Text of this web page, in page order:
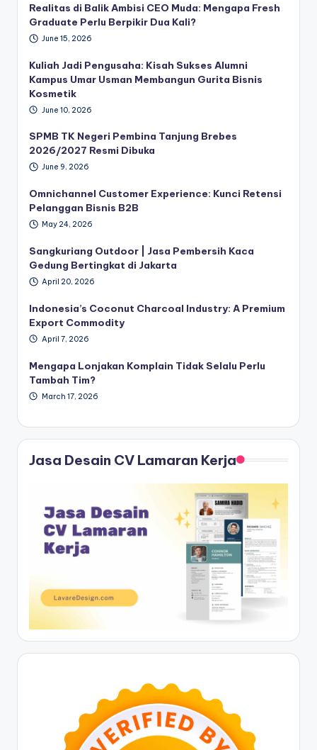
Realitas di Balik Ambisi CEO Muda: Mengapa Fresh
Graduate Perlu Berpikir Dua Kali?
June 15, 2026
Kuliah Jadi Pengusaha: Kisah Sukses Alumni
Kampus Umar Usman Membangun Gurita Bisnis
Kosmetik
June 10, 2026
SPMB TK Negeri Pembina Tanjung Brebes
2026/2027 Resmi Dibuka
June 9, 2026
Omnichannel Customer Experience: Kunci Retensi
Pelanggan Bisnis B2B
May 24, 2026
Sangkuriang Outdoor | Jasa Pembersih Kaca
Gedung Bertingkat di Jakarta
April 20, 2026
Indonesia’s Coconut Charcoal Industry: A Premium
Export Commodity
April 7, 2026
Mengapa Lonjakan Komplain Tidak Selalu Perlu
Tambah Tim?
March 17, 2026
Jasa Desain CV Lamaran Kerja